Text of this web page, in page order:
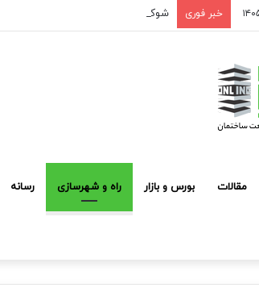
خبر فوری شوک به بازار مشارکت در ساخت؛ فقط ۲ پروژه از هر ۱۰ پروژه صرفه اقتصادی دارد
مقالات بورس و بازار راه و شهرسازی رسانه